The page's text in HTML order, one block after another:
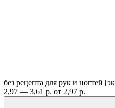
без рецепта для рук и ногтей
2,97 — 3,61 р. от 2,97 р.